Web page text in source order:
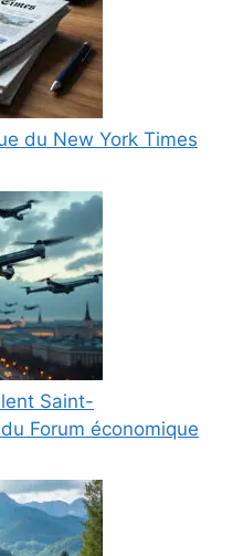
du New York Times
Saint-
Forum économique